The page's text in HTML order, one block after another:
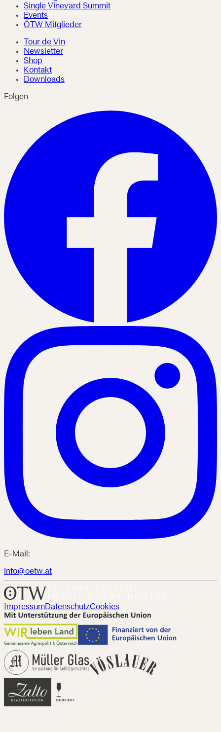
Single Vineyard Summit
Events
ÖTW Mitglieder
Tour de Vin
Newsletter
Shop
Kontakt
Downloads
Folgen
E-Mail:
info@oetw.at
ImpressumDatenschutzCookies